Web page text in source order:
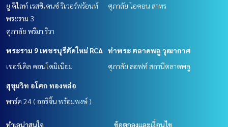
ยู ดีไลท์ เรสซิเดนซ์ ริเวอร์ฟร้อนท์
พระราม 3
ศุภาลัย พรีมา ริวา
ศุภาลัย ไอคอน สาทร
พระราม 9 เพชรบุรีตัดใหม่ RCA
เซอร์เคิล คอนโดมิเนียม
ท่าพระ ตลาดพลู วุฒากาศ
ศุภาลัย ลอฟท์ สถานีตลาดพลู
สุขุมวิท อโศก ทองหล่อ
พาร์ค 24 ( ออริจิ้น พร้อมพงษ์ )
ทำเลน่าสนใจ ข้อตกลงและเงื่อนไข